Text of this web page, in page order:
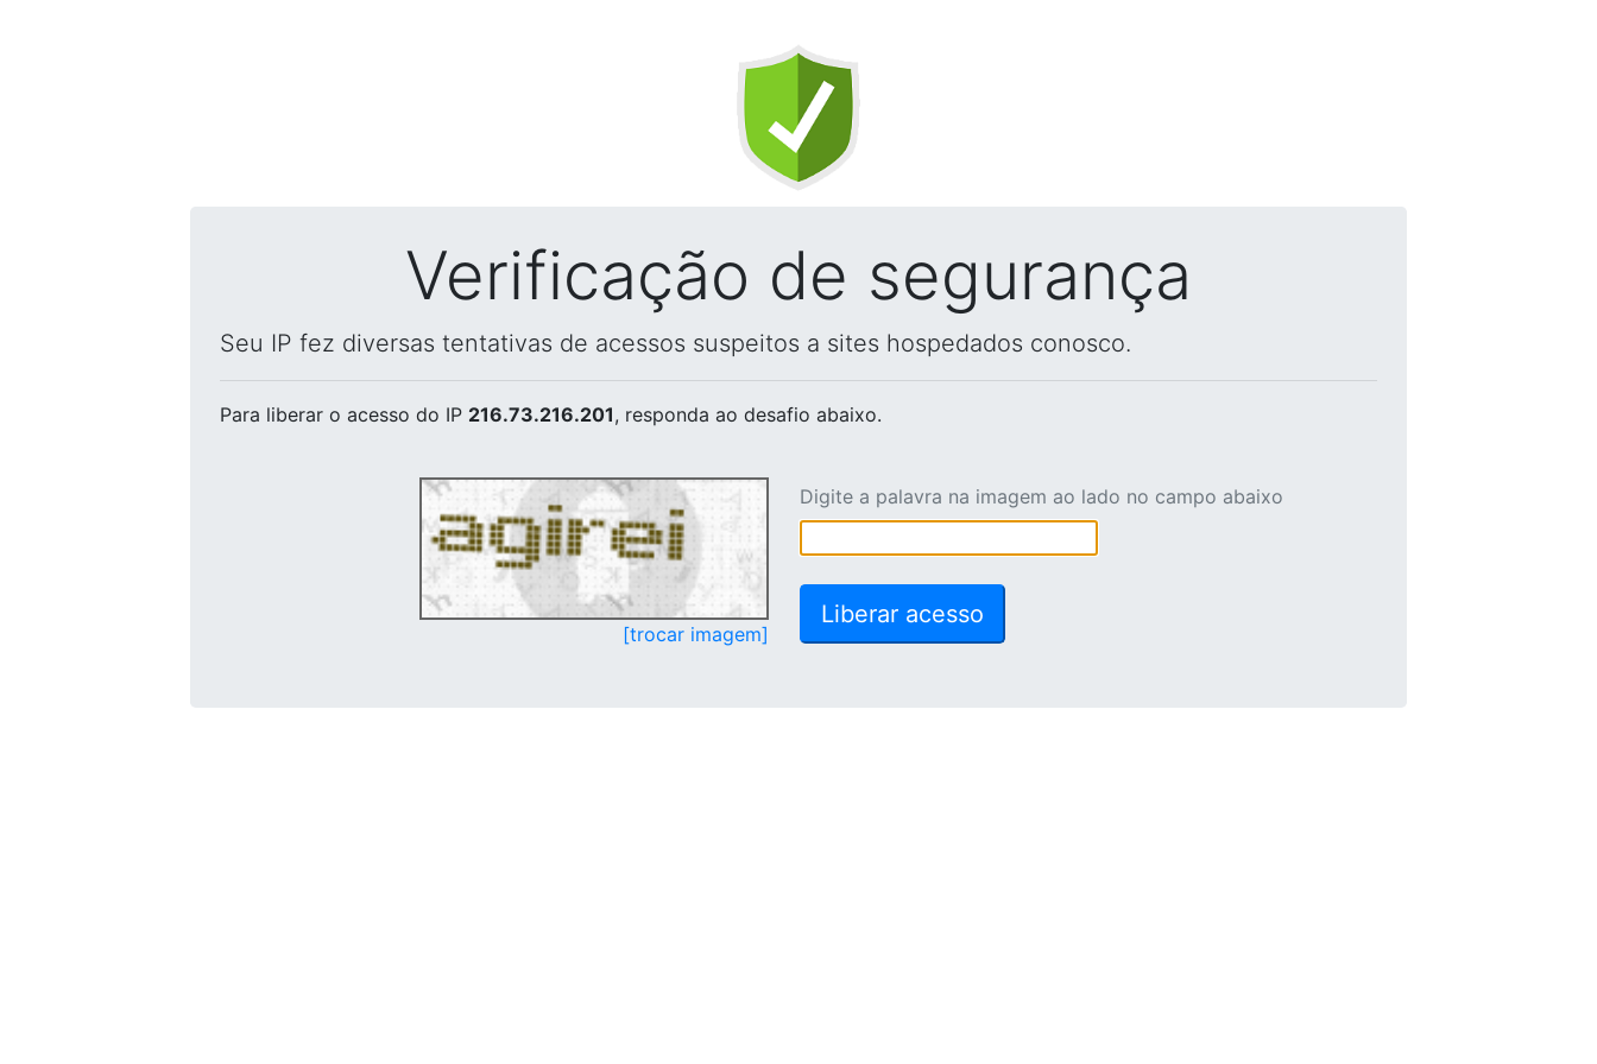
Verificação de segurança
Seu IP fez diversas tentativas de acessos suspeitos a sites hospedados conosco.
Para liberar o acesso do IP 216.73.216.201, responda ao desafio abaixo.
[trocar imagem]
Digite a palavra na imagem ao lado no campo abaixo